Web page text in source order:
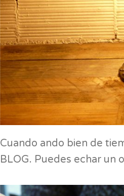
Cuando ando bien de
BLOG. Puedes echar un